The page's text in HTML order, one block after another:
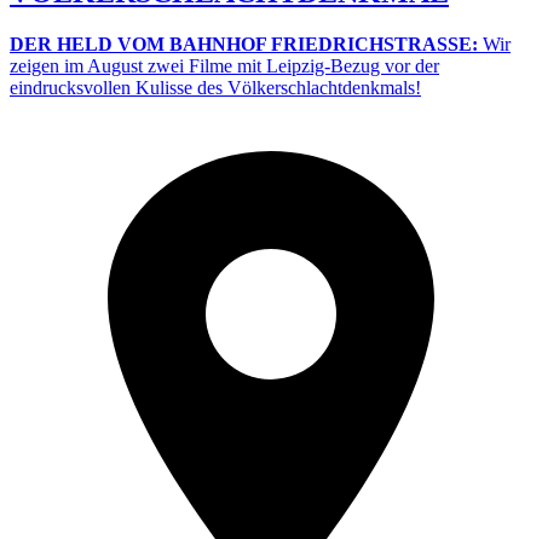
DER HELD VOM BAHNHOF FRIEDRICHSTRASSE: Wir
zeigen im August zwei Filme mit Leipzig-Bezug vor der
eindrucksvollen Kulisse des Völkerschlachtdenkmals!